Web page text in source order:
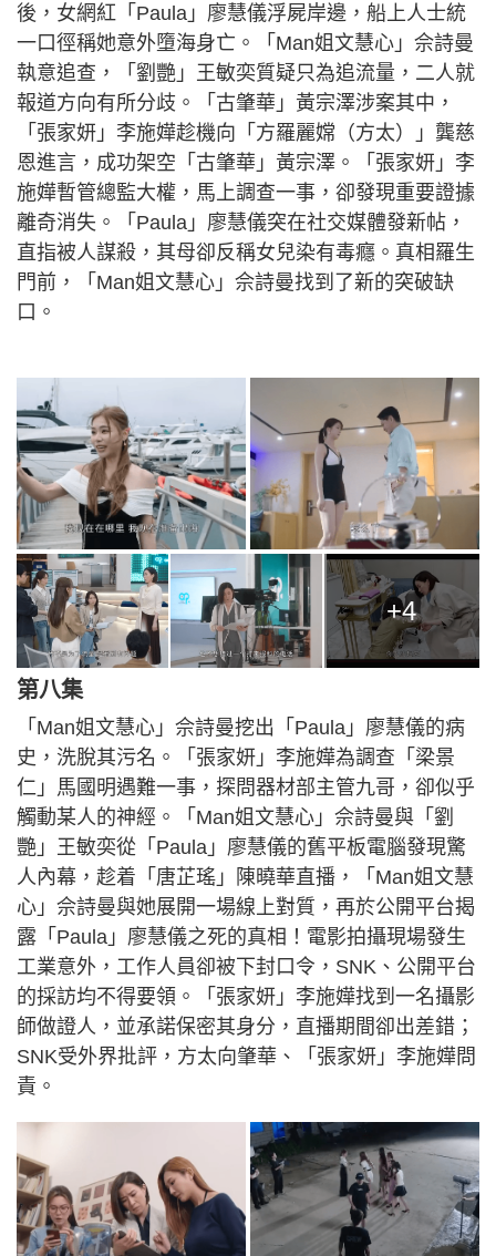
後，女網紅「Paula」廖慧儀浮屍岸邊，船上人士統
一口徑稱她意外墮海身亡。「Man姐文慧心」佘詩曼
執意追查，「劉艷」王敏奕質疑只為追流量，二人就
報道方向有所分歧。「古肇華」黃宗澤涉案其中，
「張家妍」李施嬅趁機向「方羅麗嫦（方太）」龔慈
恩進言，成功架空「古肇華」黃宗澤。「張家妍」李
施嬅暫管總監大權，馬上調查一事，卻發現重要證據
離奇消失。「Paula」廖慧儀突在社交媒體發新帖，
直指被人謀殺，其母卻反稱女兒染有毒癮。真相羅生
門前，「Man姐文慧心」佘詩曼找到了新的突破缺
口。
+4
第八集
「Man姐文慧心」佘詩曼挖出「Paula」廖慧儀的病
史，洗脫其污名。「張家妍」李施嬅為調查「梁景
仁」馬國明遇難一事，探問器材部主管九哥，卻似乎
觸動某人的神經。「Man姐文慧心」佘詩曼與「劉
艷」王敏奕從「Paula」廖慧儀的舊平板電腦發現驚
人內幕，趁着「唐芷瑤」陳曉華直播，「Man姐文慧
心」佘詩曼與她展開一場線上對質，再於公開平台揭
露「Paula」廖慧儀之死的真相！電影拍攝現場發生
工業意外，工作人員卻被下封口令，SNK、公開平台
的採訪均不得要領。「張家妍」李施嬅找到一名攝影
師做證人，並承諾保密其身分，直播期間卻出差錯；
SNK受外界批評，方太向肇華、「張家妍」李施嬅問
責。